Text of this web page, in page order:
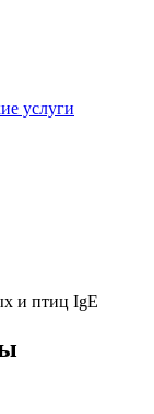
услуги
и птиц IgE